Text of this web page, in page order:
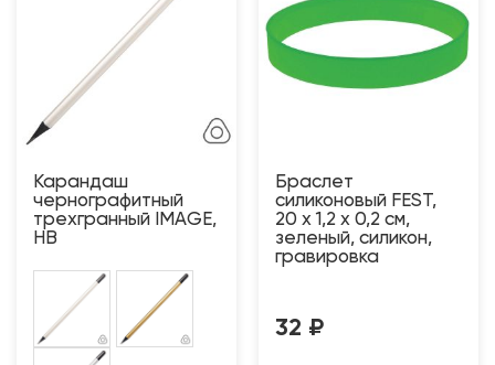
Карандаш
чернографитный
трехгранный IMAGE,
HB
Браслет
силиконовый FEST,
20 x 1,2 x 0,2 см,
зеленый, силикон,
гравировка
32 ₽